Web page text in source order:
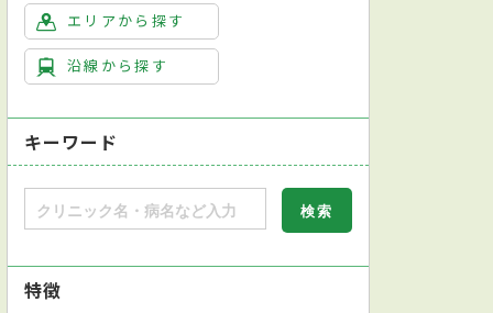
エリアから探す
沿線から探す
キーワード
特徴